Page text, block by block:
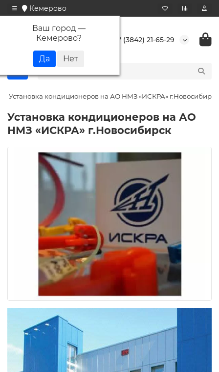
Кемерово
Ваш город —
Кемерово? +7 (3842) 21-65-29
Установка кондиционеров на АО НМЗ «ИСКРА» г.Новосибирск
Установка кондиционеров на АО
НМЗ «ИСКРА» г.Новосибирск